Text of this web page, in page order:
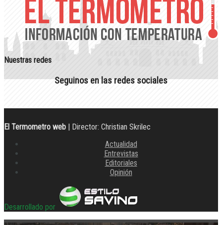
Nuestras redes
Seguinos en las redes sociales
El Termometro web | Director: Christian Skrilec
Actualidad
Entrevistas
Editoriales
Opinión
Desarrollado por